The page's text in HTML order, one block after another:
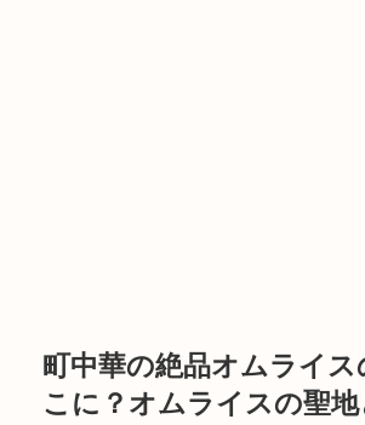
町中華の絶品オムライ
こに？オムライスの聖地